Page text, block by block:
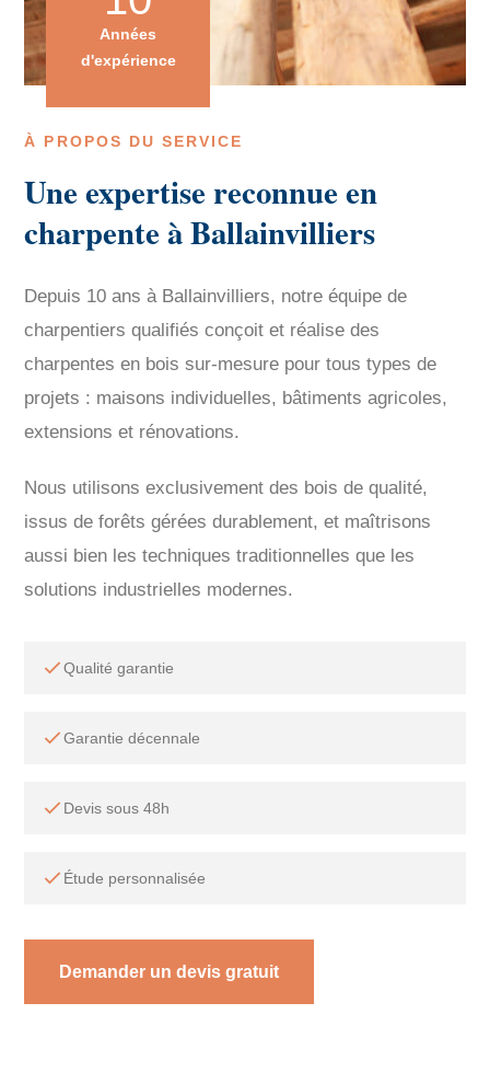
À PROPOS DU SERVICE
Une expertise reconnue en
charpente à Ballainvilliers
Depuis 10 ans à Ballainvilliers, notre équipe de
charpentiers qualifiés conçoit et réalise des
charpentes en bois sur-mesure pour tous types de
projets : maisons individuelles, bâtiments agricoles,
extensions et rénovations.
Nous utilisons exclusivement des bois de qualité,
issus de forêts gérées durablement, et maîtrisons
aussi bien les techniques traditionnelles que les
solutions industrielles modernes.
Qualité garantie
Garantie décennale
Devis sous 48h
Étude personnalisée
Demander un devis gratuit
Années
d'expérience